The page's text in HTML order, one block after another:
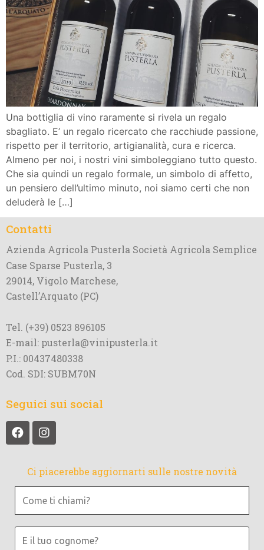
Una bottiglia di vino raramente si rivela un regalo
sbagliato. E’ un regalo ricercato che racchiude passione,
rispetto per il territorio, artigianalità, cura e ricerca.
Almeno per noi, i nostri vini simboleggiano tutto questo.
Che sia quindi un regalo formale, un simbolo di affetto,
un pensiero dell’ultimo minuto, noi siamo certi che non
deluderà le […]
Contatti
Azienda Agricola Pusterla Società Agricola Semplice
Case Sparse Pusterla, 3
29014, Vigolo Marchese,
Castell’Arquato (PC)
Tel. (+39) 0523 896105
E-mail: pusterla@vinipusterla.it
P.I.: 00437480338
Cod. SDI: SUBM70N
Seguici sui social
Ci piacerebbe aggiornarti sulle nostre novità
E